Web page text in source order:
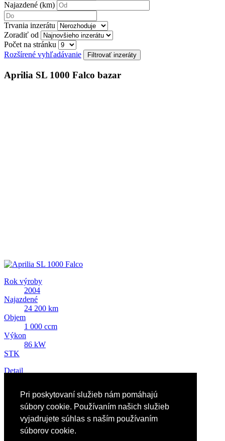
Pri poskytovaní služieb nám pomáhajú
súbory cookie. Používaním našich služieb
vyjadrujete súhlas s naším používaním
súborov cookie.
Najazdené (km)
Trvania inzerátu
Zoradiť od
Počet na stránku
Rozšírené vyhľadávanie
Aprilia SL 1000 Falco bazar
Rok výroby
2004
Najazdené
24 200 km
Objem
1 000 ccm
Výkon
86 kW
STK
Detail
2 648 EUR
Reklama